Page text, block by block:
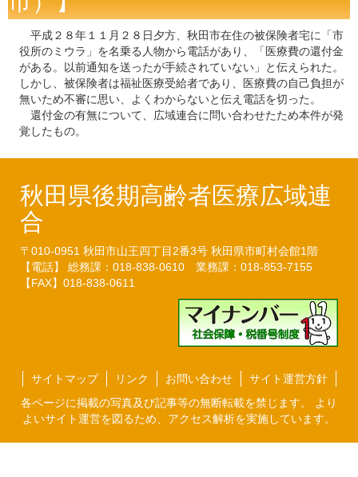
平成２８年１１月２８日夕方、秋田市在住の被保険者宅に「市
役所のミウラ」を名乗る人物から電話があり、「医療費の還付金
がある。以前通知を送ったが手続されていない」と伝えられた。
しかし、被保険者は福祉医療受給者であり、医療費の自己負担が
無いため不審に思い、よくわからないと伝え電話を切った。
還付金の有無について、広域連合に問い合わせたため本件が発
覚したもの。
秋田県後期高齢者医療広域連
合
〒010-0951 秋田市山王四丁目2番3号 秋田県市町村会館1階
【電話】 総務課：018-838-0610 業務課：018-853-7155
【FAX】018-838-0611
サイトマップ リンク お問い合わせ
サイト運営方針
各ページに掲載の写真及び記事等の無断転載を禁じます。 より
よいサイト運営を図るため、アクセス解析を実施しています。